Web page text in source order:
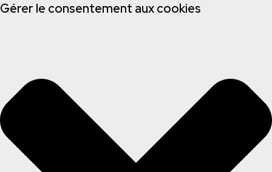
Gérer le consentement aux cookies